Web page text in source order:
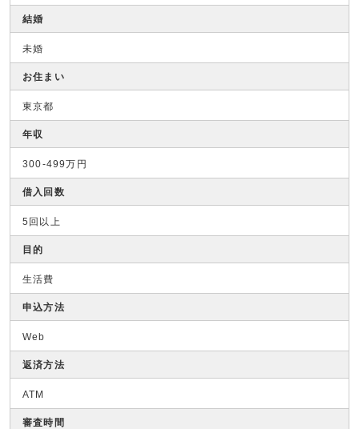
結婚
未婚
お住まい
東京都
年収
300-499万円
借入回数
5回以上
目的
生活費
申込方法
Web
返済方法
ATM
審査時間